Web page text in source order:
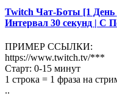
Twitch Чат-Боты [1
Интервал 30 секунд | С
ПРИМЕР ССЫЛКИ:
https://www.twitch.tv/***
Старт: 0-15 минут
1 строка = 1 фраза на
..